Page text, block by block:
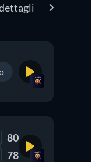
80
78